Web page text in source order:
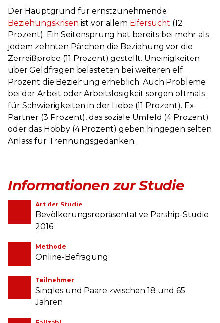
Der Hauptgrund für ernstzunehmende
Beziehungskrisen ist vor allem Eifersucht (12
Prozent). Ein Seitensprung hat bereits bei mehr als
jedem zehnten Pärchen die Beziehung vor die
Zerreißprobe (11 Prozent) gestellt. Uneinigkeiten
über Geldfragen belasteten bei weiteren elf
Prozent die Beziehung erheblich. Auch Probleme
bei der Arbeit oder Arbeitslosigkeit sorgen oftmals
für Schwierigkeiten in der Liebe (11 Prozent). Ex-
Partner (3 Prozent), das soziale Umfeld (4 Prozent)
oder das Hobby (4 Prozent) geben hingegen selten
Anlass für Trennungsgedanken.
Informationen zur Studie
Art der Studie
Bevölkerungsrepräsentative Parship-Studie
2016
Methode
Online-Befragung
Teilnehmer
Singles und Paare zwischen 18 und 65
Jahren